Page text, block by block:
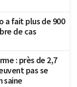
a fait plus de 900
de cas
: près de 2,7
pas se
saine